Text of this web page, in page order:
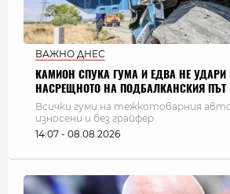
ВАЖНО ДНЕС
КАМИОН СПУКА ГУМА И ЕДВА НЕ УДАРИ
НАСРЕЩНОТО НА ПОДБАЛКАНСКИЯ ПЪТ
Всички гуми на тежкотоварния
износени и без грайфер
14:07 - 08.08.2026